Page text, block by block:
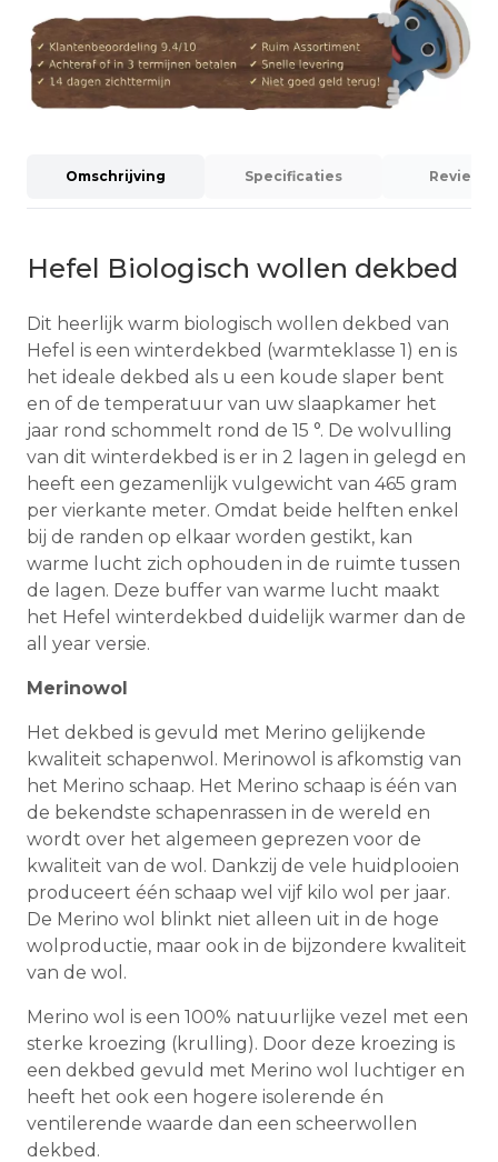
Omschrijving Specificaties Reviews
Hefel Biologisch wollen dekbed
Dit heerlijk warm biologisch wollen dekbed van
Hefel is een winterdekbed (warmteklasse 1) en is
het ideale dekbed als u een koude slaper bent
en of de temperatuur van uw slaapkamer het
jaar rond schommelt rond de 15 °. De wolvulling
van dit winterdekbed is er in 2 lagen in gelegd en
heeft een gezamenlijk vulgewicht van 465 gram
per vierkante meter. Omdat beide helften enkel
bij de randen op elkaar worden gestikt, kan
warme lucht zich ophouden in de ruimte tussen
de lagen. Deze buffer van warme lucht maakt
het Hefel winterdekbed duidelijk warmer dan de
all year versie.
Merinowol
Het dekbed is gevuld met Merino gelijkende
kwaliteit schapenwol. Merinowol is afkomstig van
het Merino schaap. Het Merino schaap is één van
de bekendste schapenrassen in de wereld en
wordt over het algemeen geprezen voor de
kwaliteit van de wol. Dankzij de vele huidplooien
produceert één schaap wel vijf kilo wol per jaar.
De Merino wol blinkt niet alleen uit in de hoge
wolproductie, maar ook in de bijzondere kwaliteit
van de wol.
Merino wol is een 100% natuurlijke vezel met een
sterke kroezing (krulling). Door deze kroezing is
een dekbed gevuld met Merino wol luchtiger en
heeft het ook een hogere isolerende én
ventilerende waarde dan een scheerwollen
dekbed.